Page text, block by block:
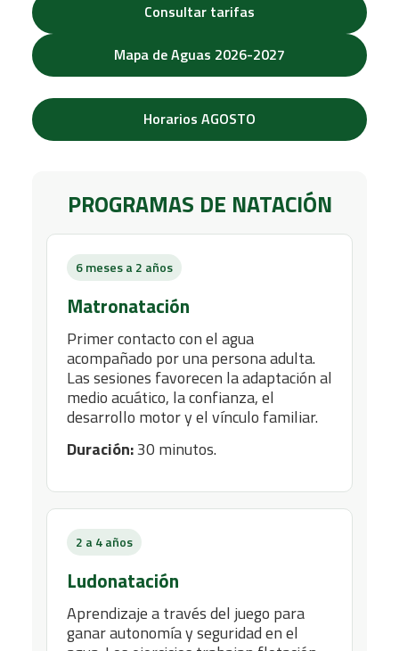
Consultar tarifas
Mapa de Aguas 2026-2027
Horarios AGOSTO
PROGRAMAS DE NATACIÓN
6 meses a 2 años
Matronatación
Primer contacto con el agua
acompañado por una persona adulta.
Las sesiones favorecen la adaptación al
medio acuático, la confianza, el
desarrollo motor y el vínculo familiar.
Duración:30 minutos.
2 a 4 años
Ludonatación
Aprendizaje a través del juego para
ganar autonomía y seguridad en el